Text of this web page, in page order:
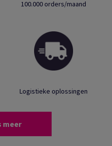
100.000 orders/maand
Logistieke oplossingen
meer